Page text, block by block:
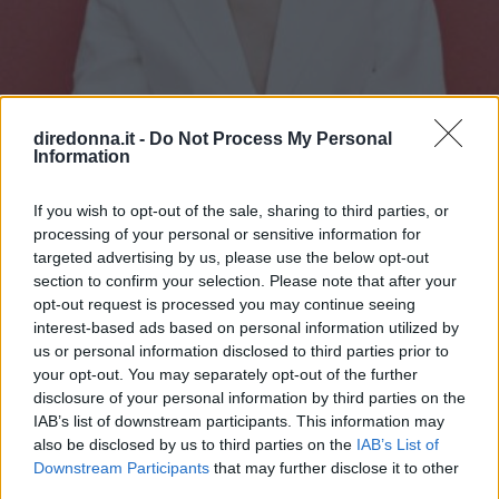
diredonna.it - Do Not Process My Personal
Information
If you wish to opt-out of the sale, sharing to third parties, or
processing of your personal or sensitive information for
targeted advertising by us, please use the below opt-out
section to confirm your selection. Please note that after your
opt-out request is processed you may continue seeing
interest-based ads based on personal information utilized by
us or personal information disclosed to third parties prior to
your opt-out. You may separately opt-out of the further
disclosure of your personal information by third parties on the
IAB’s list of downstream participants. This information may
also be disclosed by us to third parties on the IAB’s List of
Downstream Participants that may further disclose it to other
GOSSIP
Tailleur cerimonia 2025
economici: i più belli di Zara,
Zalando, H&M, Mango e altri
Da Zara a H&M, passando per Mango e Stradivarius: la
bella stagione alle porte significa solo una cosa,